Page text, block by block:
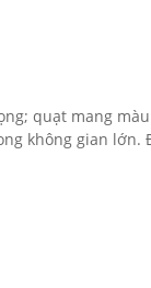
quạt mang
không gian